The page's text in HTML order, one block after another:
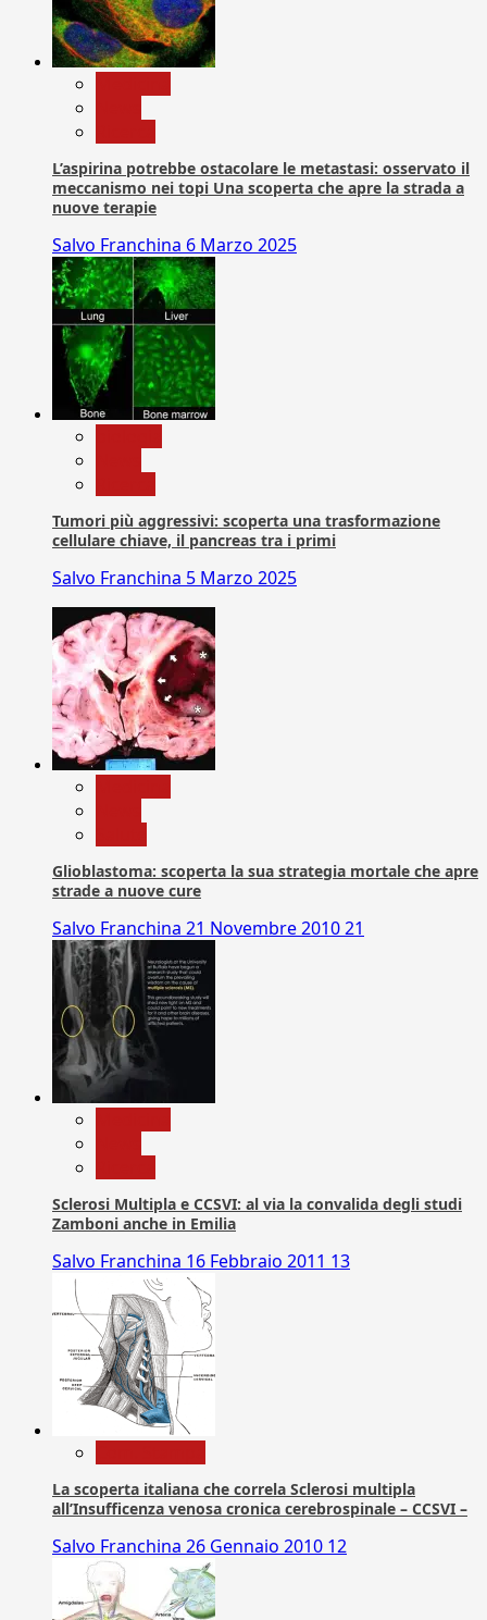
L’aspirina potrebbe ostacolare le metastasi: osservato il
meccanismo nei topi Una scoperta che apre la strada a
nuove terapie
Salvo Franchina 6 Marzo 2025
Tumori più aggressivi: scoperta una trasformazione
cellulare chiave, il pancreas tra i primi
Salvo Franchina 5 Marzo 2025
Glioblastoma: scoperta la sua strategia mortale che apre
strade a nuove cure
Salvo Franchina 21 Novembre 201021
Sclerosi Multipla e CCSVI: al via la convalida degli studi
Zamboni anche in Emilia
Salvo Franchina 16 Febbraio 2011 13
La scoperta italiana che correla Sclerosi multipla
all’Insufficenza venosa cronica cerebrospinale – CCSVI –
Salvo Franchina 26 Gennaio 2010 12